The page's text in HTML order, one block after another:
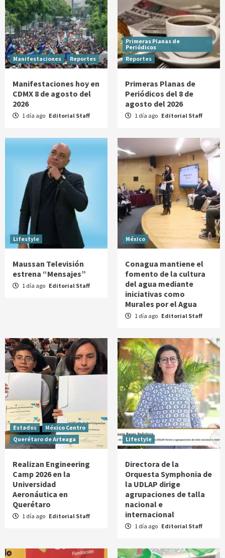
Manifestaciones Reportes
Manifestaciones hoy en
CDMX 8 de agosto del
2026
1 día ago Editorial Staff
Primeras Planas de
Periódicos
Reportes
Primeras Planas de
Periódicos del 8 de
agosto del 2026
1 día ago Editorial Staff
Lifestyle
Maussan Televisión
estrena “Mensajes”
1 día ago Editorial Staff
México
Conagua mantiene el
fomento de la cultura
del agua mediante
iniciativas como
Murales por el Agua
1 día ago Editorial Staff
Estados
México Centro
Querétaro de Arteaga
Realizan Engineering
Camp 2026 en la
Universidad
Aeronáutica en
Querétaro
1 día ago Editorial Staff
Lifestyle
Directora de la
Orquesta Symphonia de
la UDLAP dirige
agrupaciones de talla
nacional e
internacional
1 día ago Editorial Staff